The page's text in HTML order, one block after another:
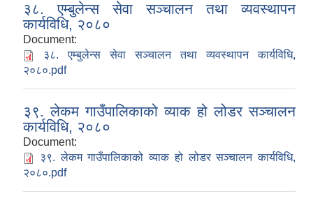
३८. एम्बुलेन्स सेवा सञ्चालन तथा व्यवस्थापन
कार्यविधि, २०८०
Document:
३८. एम्बुलेन्स सेवा सञ्चालन तथा व्यवस्थापन कार्यविधि,
२०८०.pdf
३९. लेकम गाउँपालिकाको व्याक हो लोडर सञ्चालन
कार्यविधि, २०८०
Document:
३९. लेकम गाउँपालिकाको व्याक हो लोडर सञ्चालन कार्यविधि,
२०८०.pdf